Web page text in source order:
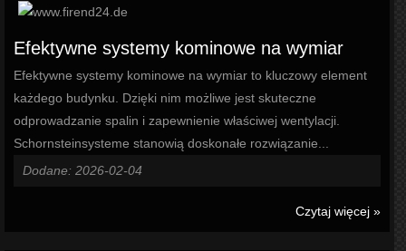
Efektywne systemy kominowe na wymiar
Efektywne systemy kominowe na wymiar to kluczowy element
każdego budynku. Dzięki nim możliwe jest skuteczne
odprowadzanie spalin i zapewnienie właściwej wentylacji.
Schornsteinsysteme stanowią doskonałe rozwiązanie...
Dodane: 2026-02-04
Czytaj więcej »